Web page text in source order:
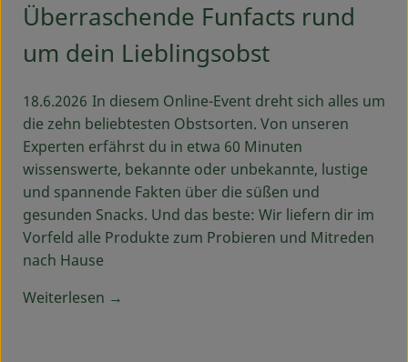
Überraschende Funfacts rund
um dein Lieblingsobst
18.6.2026 In diesem Online-Event dreht sich alles um
die zehn beliebtesten Obstsorten. Von unseren
Experten erfährst du in etwa 60 Minuten
wissenswerte, bekannte oder unbekannte, lustige
und spannende Fakten über die süßen und
gesunden Snacks. Und das beste: Wir liefern dir im
Vorfeld alle Produkte zum Probieren und Mitreden
nach Hause
Weiterlesen →